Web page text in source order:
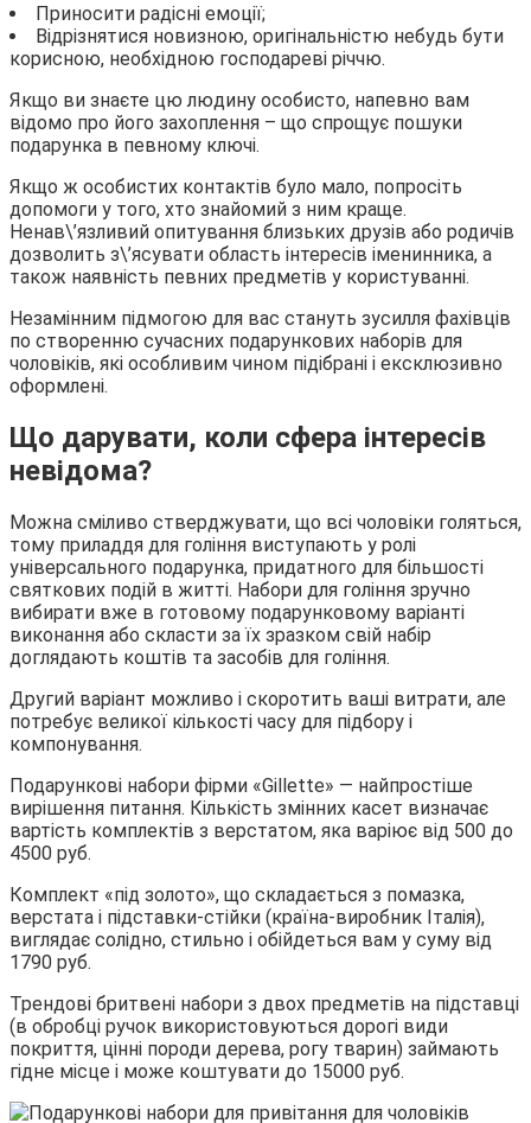
Приносити радісні емоції;
Відрізнятися новизною, оригінальністю небудь бути
корисною, необхідною господареві річчю.
Якщо ви знаєте цю людину особисто, напевно вам
відомо про його захоплення – що спрощує пошуки
подарунка в певному ключі.
Якщо ж особистих контактів було мало, попросіть
допомоги у того, хто знайомий з ним краще.
Ненав\’язливий опитування близьких друзів або родичів
дозволить з\’ясувати область інтересів іменинника, а
також наявність певних предметів у користуванні.
Незамінним підмогою для вас стануть зусилля фахівців
по створенню сучасних подарункових наборів для
чоловіків, які особливим чином підібрані і ексклюзивно
оформлені.
Що дарувати, коли сфера інтересів
невідома?
Можна сміливо стверджувати, що всі чоловіки голяться,
тому приладдя для гоління виступають у ролі
універсального подарунка, придатного для більшості
святкових подій в житті. Набори для гоління зручно
вибирати вже в готовому подарунковому варіанті
виконання або скласти за їх зразком свій набір
доглядають коштів та засобів для гоління.
Другий варіант можливо і скоротить ваші витрати, але
потребує великої кількості часу для підбору і
компонування.
Подарункові набори фірми «Gillette» — найпростіше
вирішення питання. Кількість змінних касет визначає
вартість комплектів з верстатом, яка варіює від 500 до
4500 руб.
Комплект «під золото», що складається з помазка,
верстата і підставки-стійки (країна-виробник Італія),
виглядає солідно, стильно і обійдеться вам у суму від
1790 руб.
Трендові бритвені набори з двох предметів на підставці
(в обробці ручок використовуються дорогі види
покриття, цінні породи дерева, рогу тварин) займають
гідне місце і може коштувати до 15000 руб.